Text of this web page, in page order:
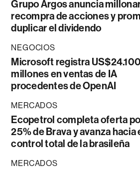
Grupo Argos anuncia
recompra de acciones y
duplicar el dividendo
NEGOCIOS
Microsoft registra US$24.100
millones en ventas de IA
procedentes de OpenAI
MERCADOS
Ecopetrol completa oferta
25% de Brava y avanza hacia
control total de la brasileña
MERCADOS